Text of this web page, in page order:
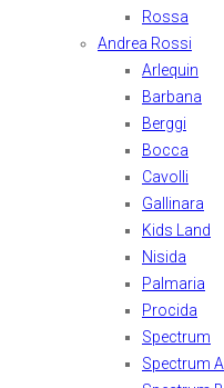
Rossa
Andrea Rossi
Arlequin
Barbana
Berggi
Bocca
Cavolli
Gallinara
Kids Land
Nisida
Palmaria
Procida
Spectrum
Spectrum